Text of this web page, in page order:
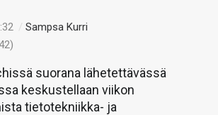
/Sampsa Kurri
suorana lähetettävässä
keskustellaan viikon
tietotekniikka- ja